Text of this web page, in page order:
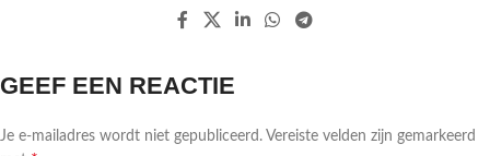
GEEF EEN REACTIE
Je e-mailadres wordt niet gepubliceerd. Vereiste velden zijn gemarkeerd